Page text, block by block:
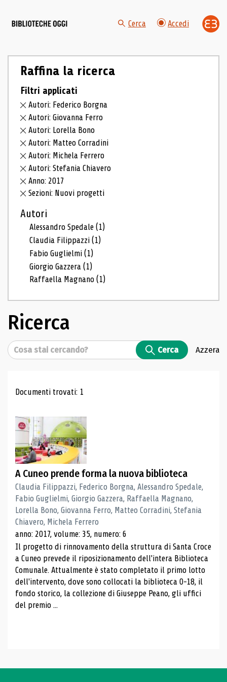
Cerca Accedi
Raffina la ricerca
Filtri applicati
Autori: Federico Borgna
Autori: Giovanna Ferro
Autori: Lorella Bono
Autori: Matteo Corradini
Autori: Michela Ferrero
Autori: Stefania Chiavero
Anno: 2017
Sezioni: Nuovi progetti
Autori
Alessandro Spedale(1)
Claudia Filippazzi(1)
Fabio Guglielmi(1)
Giorgio Gazzera(1)
Raffaella Magnano(1)
Ricerca
Cerca Cerca Azzera
Risultati di ricerca
Documenti trovati: 1
A Cuneo prende forma la nuova biblioteca
Claudia Filippazzi, Federico Borgna, Alessandro Spedale,
Fabio Guglielmi, Giorgio Gazzera, Raffaella Magnano,
Lorella Bono, Giovanna Ferro, Matteo Corradini, Stefania
Chiavero, Michela Ferrero
anno: 2017, volume: 35, numero: 6
Il progetto di rinnovamento della struttura di Santa Croce
a Cuneo prevede il riposizionamento dell'intera Biblioteca
Comunale. Attualmente è stato completato il primo lotto
dell'intervento, dove sono collocati la biblioteca 0-18, il
fondo storico, la collezione di Giuseppe Peano, gli uffici
del premio ...